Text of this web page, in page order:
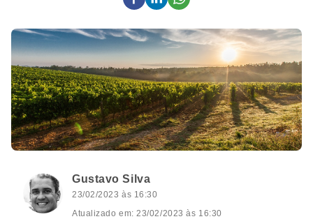
Gustavo Silva
23/02/2023 às 16:30
Atualizado em: 23/02/2023 às 16:30